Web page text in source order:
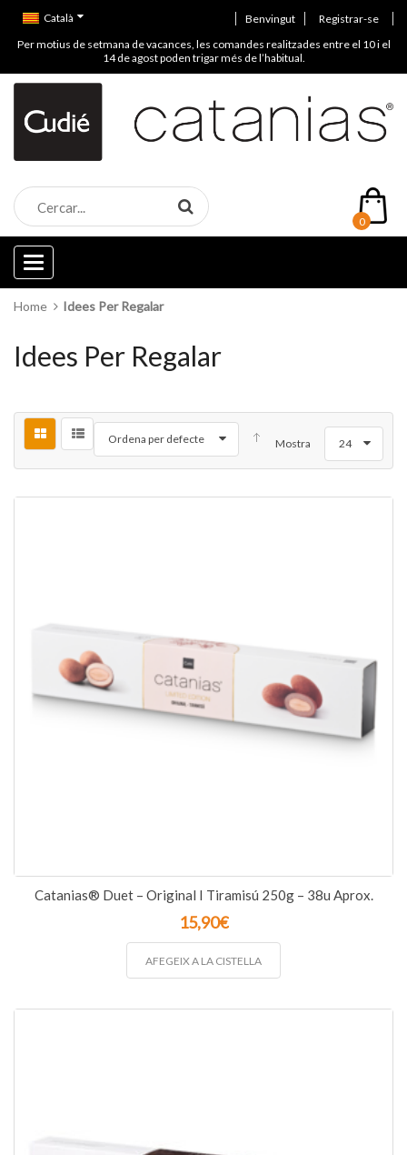
Benvingut Registrar-se
Català
Per motius de setmana de vacances, les comandes realitzades entre el 10 i el
14 de agost poden trigar més de l’habitual.
0
Categories
Home Idees Per Regalar
Idees Per Regalar
Ordena per defecte Mostra 24
Catanias® Duet – Original I Tiramisú 250g – 38u Aprox.
15,90€
AFEGEIX A LA CISTELLA